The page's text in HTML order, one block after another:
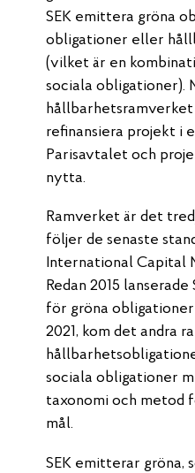
SEK emittera gröna
obligationer eller
(vilket är en
sociala obligationer).
refinansiera projekt i
Parisavtalet och
nytta.
Ramverket är det
följer de senaste
International Capital
Redan 2015
för gröna obligationer
2021, kom det andra
sociala obligationer
taxonomi och metod
mål.
SEK emitterar gröna,